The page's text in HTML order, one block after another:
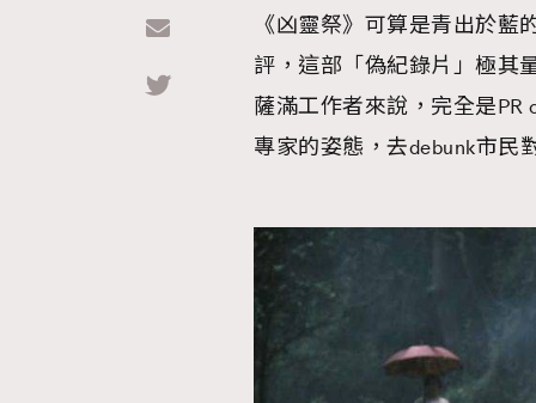
Hommes《凶靈祭》可算是青出於
評，這部「偽紀錄片」極其
薩滿工作者來說，完全是
專家的姿態，去debunk市民